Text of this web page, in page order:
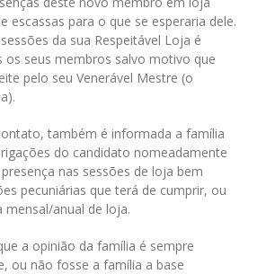
escassas para o que se esperaria dele.
da sua Respeitável Loja é
os seus membros salvo motivo que
pelo seu Venerável Mestre (o
também é informada a família
do candidato nomeadamente
nas sessões de loja bem
pecuniárias que terá de cumprir, ou
anual de loja.
a opinião da família é sempre
ou não fosse a família a base